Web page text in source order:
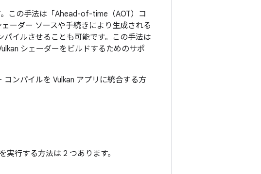
この手法は「Ahead-of-time（AOT）コ
ーダー ソースや手続きにより生成される
イルさせることも可能です。この手法は
シェーダーをビルドするためのサポ
ンパイルを Vulkan アプリに統合する方
行する方法は 2 つあります。